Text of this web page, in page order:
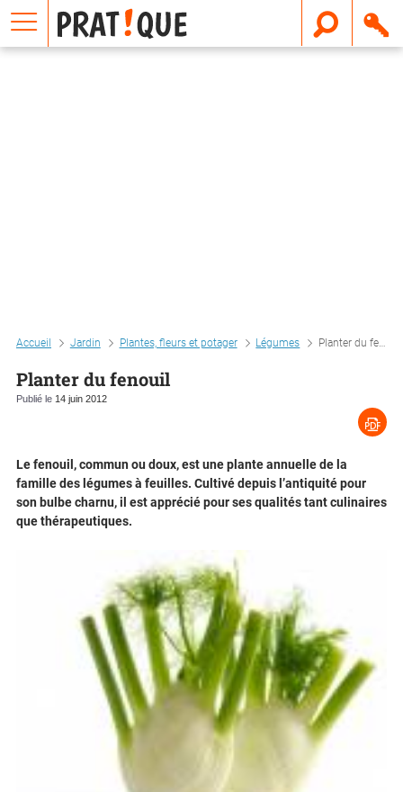
Accueil Jardin Plantes, fleurs et potager Légumes Planter du fenouil
Planter du fenouil
Publié le 14 juin 2012
Le fenouil, commun ou doux, est une plante annuelle de la
famille des légumes à feuilles. Cultivé depuis l’antiquité pour
son bulbe charnu, il est apprécié pour ses qualités tant culinaires
que thérapeutiques.
E
m
a